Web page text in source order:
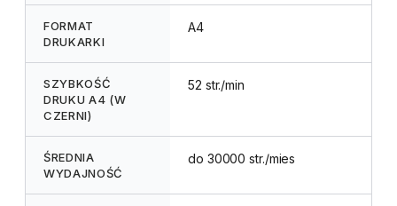
FORMAT
DRUKARKI
A4
SZYBKOŚĆ
DRUKU A4 (W
CZERNI)
52 str./min
ŚREDNIA
WYDAJNOŚĆ
do 30000 str./mies